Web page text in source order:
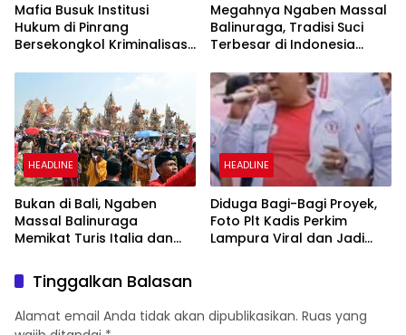
Mafia Busuk Institusi
Hukum di Pinrang
Bersekongkol Kriminalisasi
Megahnya Ngaben Massal
Balinuraga, Tradisi Suci
Terbesar di Indonesia
dan Merekatkan Ikatan
Keluarga
HEADLINE
Bukan di Bali, Ngaben
Massal Balinuraga
Memikat Turis Italia dan
HEADLINE
Diduga Bagi-Bagi Proyek,
Foto Plt Kadis Perkim
Lampura Viral dan Jadi
Tinggalkan Balasan
Alamat email Anda tidak akan dipublikasikan. Ruas yang